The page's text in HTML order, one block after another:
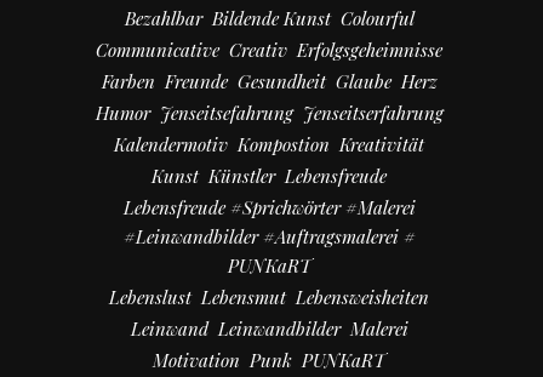
Bezahlbar Bildende Kunst Colourful
Communicative Creativ Erfolgsgeheimnisse
Farben Freunde Gesundheit Glaube Herz
Humor Jenseitsefahrung Jenseitserfahrung
Kalendermotiv Kompostion Kreativität
Kunst Künstler Lebensfreude
Lebensfreude #Sprichwörter #Malerei
#Leinwandbilder #Auftragsmalerei #
PUNKaRT
Lebenslust Lebensmut Lebensweisheiten
Leinwand Leinwandbilder Malerei
Motivation Punk PUNKaRT